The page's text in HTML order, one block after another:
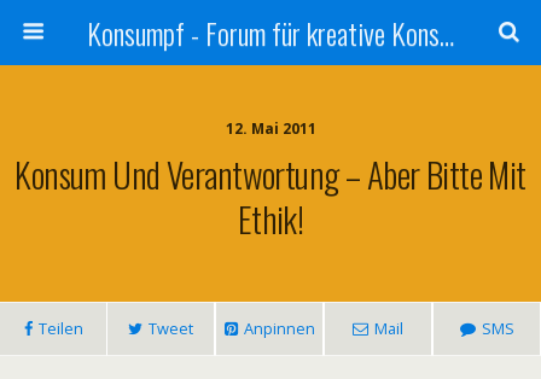
Konsumpf - Forum für kreative Konsumkritik - Culture Jamming, Nachhaltigkeit, Konzernkritik, Adbusting
12. Mai 2011
Konsum Und Verantwortung – Aber Bitte Mit
Ethik!
Teilen Tweet Anpinnen Mail SMS